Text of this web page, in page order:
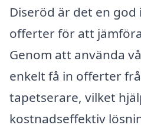
Diseröd är det en
offerter för att
Genom att använda
enkelt få in offerter
tapetserare, vilket
kostnadseffektiv